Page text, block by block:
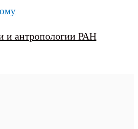
и антропологии РАН